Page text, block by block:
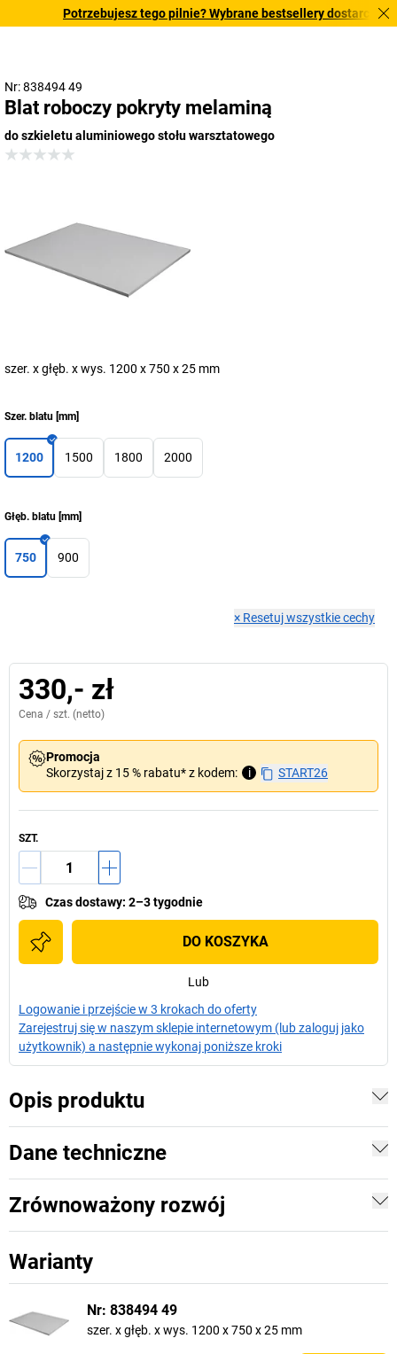
Potrzebujesz tego pilnie? Wybrane bestsellery dostarczamy
Nr: 838494 49
Blat roboczy pokryty melaminą
do szkieletu aluminiowego stołu warsztatowego
szer. x głęb. x wys. 1200 x 750 x 25 mm
Szer. blatu [mm]
1200 1500 1800 2000
Głęb. blatu [mm]
750 900
× Resetuj wszystkie cechy
330,- zł
Cena / szt. (netto)
Promocja
Skorzystaj z 15 % rabatu* z kodem:
i START26
SZT.
Czas dostawy: 2–3 tygodnie
DO KOSZYKA
Lub
Logowanie i przejście w 3 krokach do oferty
Zarejestruj się w naszym sklepie internetowym (lub zaloguj jako
użytkownik) a następnie wykonaj poniższe kroki
Opis produktu
Dane techniczne
Zrównoważony rozwój
Warianty
Nr: 838494 49
szer. x głęb. x wys. 1200 x 750 x 25 mm